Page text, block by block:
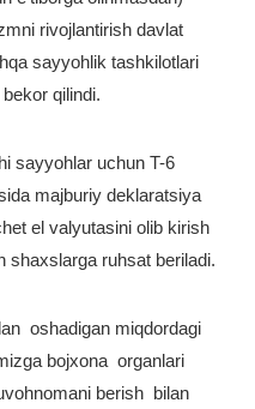
rivojlantirish davlat
sayyohlik tashkilotlari
qilindi.
sayyohlar uchun T-6
majburiy deklaratsiya
el valyutasini olib kirish
shaxslarga ruhsat beriladi.
oshadigan miqdordagi
bojxona organlari
berish bilan